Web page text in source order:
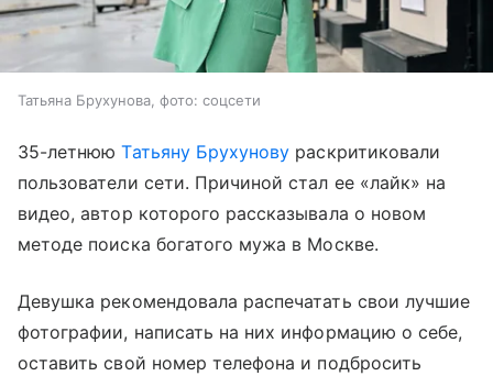
Татьяна Брухунова, фото: соцсети
35-летнююТатьяну Брухунову раскритиковали
пользователи сети. Причиной стал ее «лайк» на
видео, автор которого рассказывала о новом
методе поиска богатого мужа в Москве.
Девушка рекомендовала распечатать свои лучшие
фотографии, написать на них информацию о себе,
оставить свой номер телефона и подбросить